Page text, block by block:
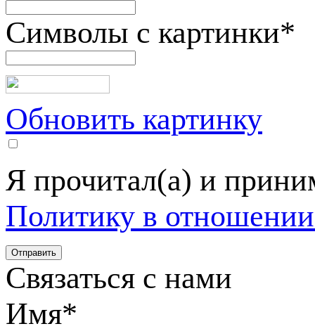
Символы с картинки*
Обновить картинку
Я прочитал(а) и
Политику в
Связаться с нами
Имя*